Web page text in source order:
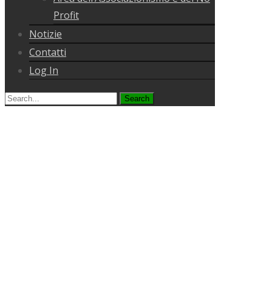
Profit
Notizie
Contatti
Log In
Search